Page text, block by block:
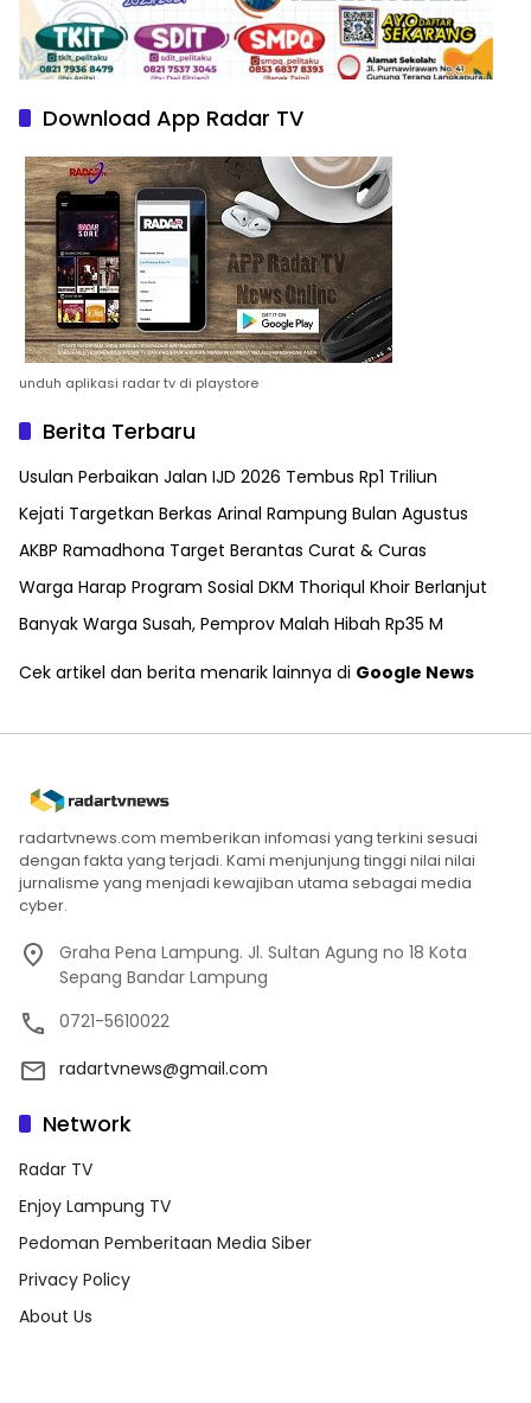
Download App Radar TV
unduh aplikasi radar tv di playstore
Berita Terbaru
Usulan Perbaikan Jalan IJD 2026 Tembus Rp1 Triliun
Kejati Targetkan Berkas Arinal Rampung Bulan Agustus
AKBP Ramadhona Target Berantas Curat & Curas
Warga Harap Program Sosial DKM Thoriqul Khoir Berlanjut
Banyak Warga Susah, Pemprov Malah Hibah Rp35 M
Cek artikel dan berita menarik lainnya di Google News
radartvnews.com memberikan infomasi yang terkini sesuai
dengan fakta yang terjadi. Kami menjunjung tinggi nilai nilai
jurnalisme yang menjadi kewajiban utama sebagai media
cyber.
Graha Pena Lampung. Jl. Sultan Agung no 18 Kota
Sepang Bandar Lampung
0721-5610022
radartvnews@gmail.com
Network
Radar TV
Enjoy Lampung TV
Pedoman Pemberitaan Media Siber
Privacy Policy
About Us